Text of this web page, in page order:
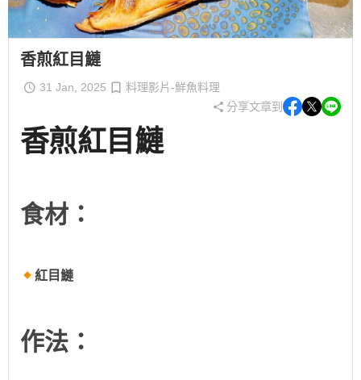
香煎紅目鰱
31 Jan, 2025
料理影片-鮮魚料理
分享文章到
香煎紅目鰱
食材：
紅目鰱
作法：